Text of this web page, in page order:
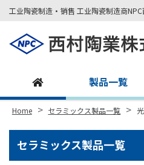
工业陶瓷制造・销售 工业陶瓷制造商
製品一覧
Home > セラミックス製品一覧 >
セラミックス製品一覧